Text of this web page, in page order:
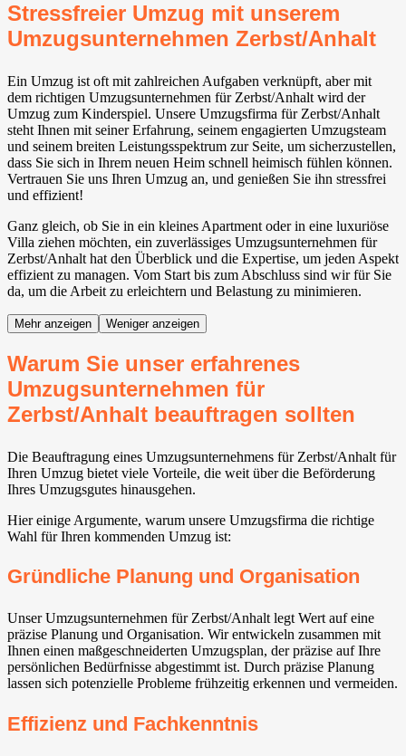
Stressfreier Umzug mit unserem
Umzugsunternehmen Zerbst/Anhalt
Ein Umzug ist oft mit zahlreichen Aufgaben verknüpft, aber mit
dem richtigen Umzugsunternehmen für Zerbst/Anhalt wird der
Umzug zum Kinderspiel. Unsere Umzugsfirma für Zerbst/Anhalt
steht Ihnen mit seiner Erfahrung, seinem engagierten Umzugsteam
und seinem breiten Leistungsspektrum zur Seite, um sicherzustellen,
dass Sie sich in Ihrem neuen Heim schnell heimisch fühlen können.
Vertrauen Sie uns Ihren Umzug an, und genießen Sie ihn stressfrei
und effizient!
Ganz gleich, ob Sie in ein kleines Apartment oder in eine luxuriöse
Villa ziehen möchten, ein zuverlässiges Umzugsunternehmen für
Zerbst/Anhalt hat den Überblick und die Expertise, um jeden Aspekt
effizient zu managen. Vom Start bis zum Abschluss sind wir für Sie
da, um die Arbeit zu erleichtern und Belastung zu minimieren.
Mehr anzeigen Weniger anzeigen
Warum Sie unser erfahrenes
Umzugsunternehmen für
Zerbst/Anhalt beauftragen sollten
Die Beauftragung eines Umzugsunternehmens für Zerbst/Anhalt für
Ihren Umzug bietet viele Vorteile, die weit über die Beförderung
Ihres Umzugsgutes hinausgehen.
Hier einige Argumente, warum unsere Umzugsfirma die richtige
Wahl für Ihren kommenden Umzug ist:
Gründliche Planung und Organisation
Unser Umzugsunternehmen für Zerbst/Anhalt legt Wert auf eine
präzise Planung und Organisation. Wir entwickeln zusammen mit
Ihnen einen maßgeschneiderten Umzugsplan, der präzise auf Ihre
persönlichen Bedürfnisse abgestimmt ist. Durch präzise Planung
lassen sich potenzielle Probleme frühzeitig erkennen und vermeiden.
Effizienz und Fachkenntnis